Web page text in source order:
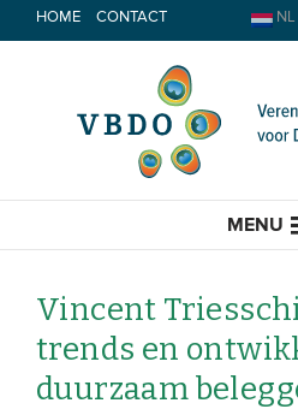
Spring
naar
HOME CONTACT NL
MENU
HOME
Vincent
trends en
duurzaam